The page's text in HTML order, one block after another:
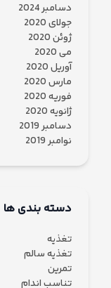
دسامبر 2024
جولای 2020
ژوئن 2020
می 2020
آوریل 2020
مارس 2020
فوریه 2020
ژانویه 2020
دسامبر 2019
نوامبر 2019
دسته بندی ها
تغذیه
تغذیه سالم
تمرین
تناسب اندام